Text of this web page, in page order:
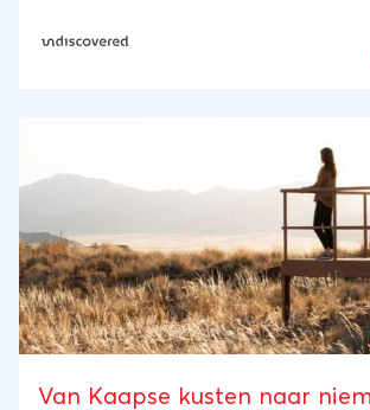
een diversiteit aan landschappen.
Van Kaapse kusten naar